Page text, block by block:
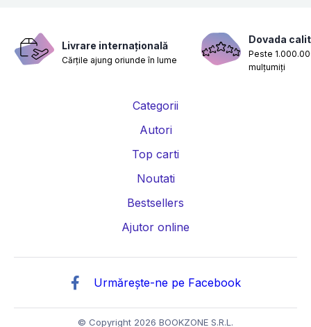
Livrare internațională
Cărțile ajung oriunde în lume
Dovada
Peste
mulțumiți
Categorii
Autori
Top carti
Noutati
Bestsellers
Ajutor online
Urmărește-ne pe Facebook
© Copyright 2026 BOOKZONE S.R.L.